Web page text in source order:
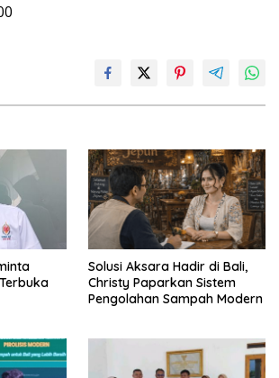
Solusi Aksara Hadir di Bali,
Christy Paparkan Sistem
Pengolahan Sampah Modern